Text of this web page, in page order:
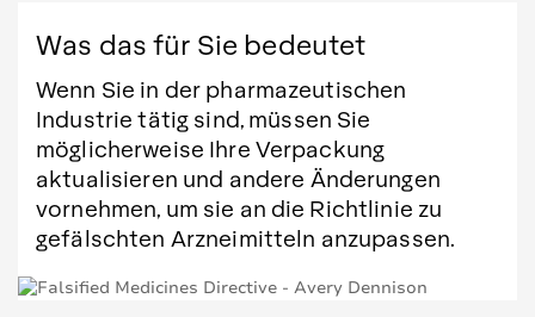
Was das für Sie bedeutet
Wenn Sie in der pharmazeutischen
Industrie tätig sind, müssen Sie
möglicherweise Ihre Verpackung
aktualisieren und andere Änderungen
vornehmen, um sie an die Richtlinie zu
gefälschten Arzneimitteln anzupassen.